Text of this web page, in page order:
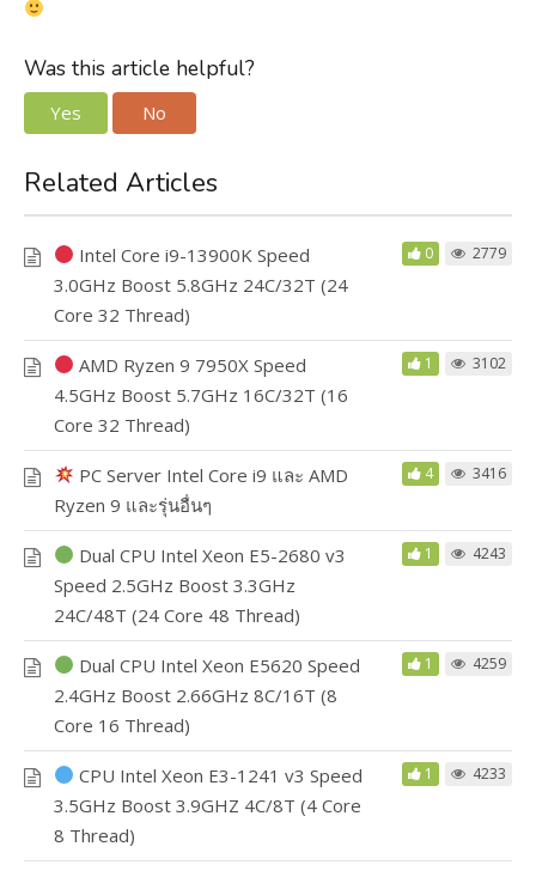
Was this article helpful?
Yes No
Related Articles
Intel Core i9-13900K Speed
3.0GHz Boost 5.8GHz 24C/32T (24
Core 32 Thread)
0 2779
AMD Ryzen 9 7950X Speed
4.5GHz Boost 5.7GHz 16C/32T (16
Core 32 Thread)
1 3102
PC Server Intel Core i9 และ AMD
Ryzen 9 และรุ่นอื่นๆ
4 3416
Dual CPU Intel Xeon E5-2680 v3
Speed 2.5GHz Boost 3.3GHz
24C/48T (24 Core 48 Thread)
1 4243
Dual CPU Intel Xeon E5620 Speed
2.4GHz Boost 2.66GHz 8C/16T (8
Core 16 Thread)
1 4259
CPU Intel Xeon E3-1241 v3 Speed
3.5GHz Boost 3.9GHZ 4C/8T (4 Core
8 Thread)
1 4233